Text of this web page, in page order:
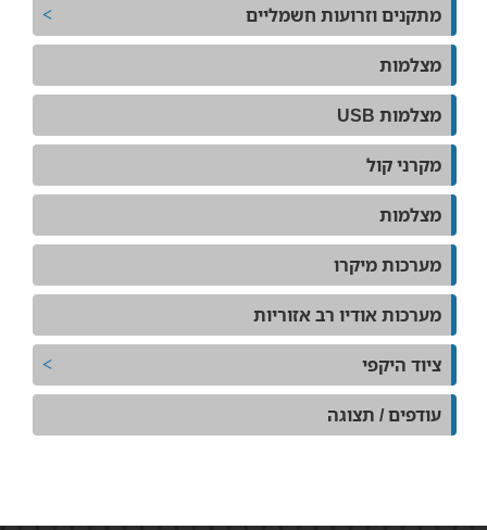
מתקנים וזרועות חשמליים
מצלמות
מצלמות USB
מקרני קול
מצלמות
מערכות מיקרו
מערכות אודיו רב אזוריות
ציוד היקפי
עודפים / תצוגה